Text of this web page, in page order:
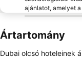
ajánlatot, amelyet
Ártartomány
Dubai olcsó hoteleinek